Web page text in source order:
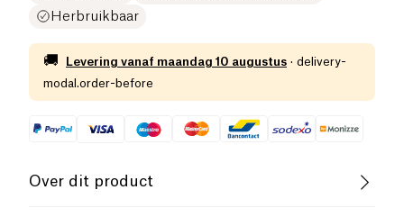
Herbruikbaar
🚚 Levering vanaf maandag 10 augustus · delivery-
modal.order-before
Over dit product